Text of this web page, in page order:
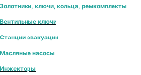
Золотники, ключи, кольца, ремкомплекты
Вентильные ключи
Станции эвакуации
Масляные насосы
Инжекторы